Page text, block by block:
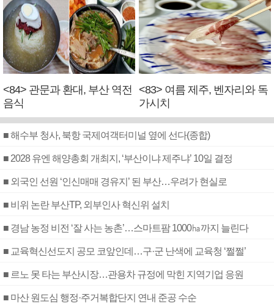
<84> 관문과 환대, 부산 역전
음식
<83> 여름 제주, 벤자리와 독
가시치
■ 해수부 청사, 북항 국제여객터미널 옆에 선다(종합)
■ 2028 유엔 해양총회 개최지, ‘부산이냐 제주냐’ 10일 결정
■ 외국인 선원 ‘인신매매 경유지’ 된 부산…우려가 현실로
■ 비위 논란 부산TP, 외부인사 혁신위 설치
■ 경남 농정 비전 ‘잘 사는 농촌’…스마트팜 1000㏊까지 늘린다
■ 교육혁신선도지 공모 코앞인데…구·군 난색에 교육청 ‘쩔쩔’
■ 르노 못 타는 부산시장…관용차 규정에 막힌 지역기업 응원
■ 마산 원도심 행정·주거복합단지 연내 준공 수순